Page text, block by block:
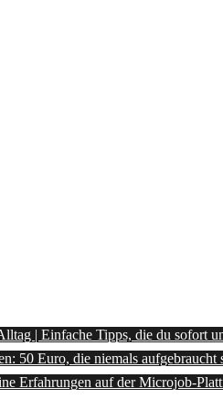
| Einfache Tipps, die du sofort
50 Euro, die niemals aufgebraucht
Erfahrungen auf der Microjob-